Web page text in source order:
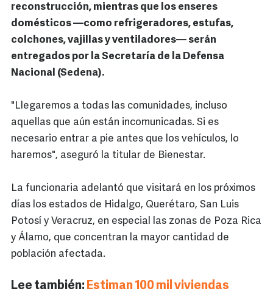
reconstrucción, mientras que los enseres
domésticos —como refrigeradores, estufas,
colchones, vajillas y ventiladores— serán
entregados por la Secretaría de la Defensa
Nacional (Sedena).
"Llegaremos a todas las comunidades, incluso
aquellas que aún están incomunicadas. Si es
necesario entrar a pie antes que los vehículos, lo
haremos", aseguró la titular de Bienestar.
La funcionaria adelantó que visitará en los próximos
días los estados de Hidalgo, Querétaro, San Luis
Potosí y Veracruz, en especial las zonas de Poza Rica
y Álamo, que concentran la mayor cantidad de
población afectada.
Lee también: Estiman 100 mil viviendas